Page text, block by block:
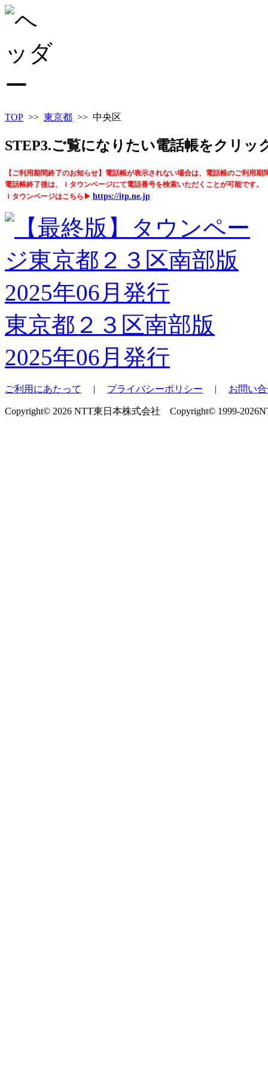
TOP >> 東京都 >> 中央区
STEP3.ご覧になりたい電話帳をクリッ
【ご利用期間終了のお知らせ】電話帳が表示されない場合は、電話帳のご利用期
電話帳終了後は、ｉタウンページにて電話番号を検索いただくことが可能です。
ｉタウンページはこちら▶ https://itp.ne.jp
東京都２３区南部版
2025年06月発行
ご利用にあたって | プライバシーポリシー | お問い
Copyright© 2026 NTT東日本株式会社 Copyright© 1999-